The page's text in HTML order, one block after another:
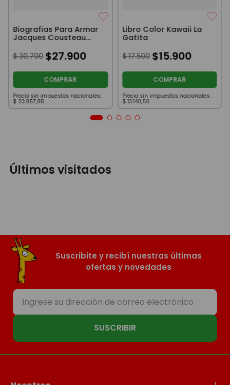
Biografias Para Armar
Jacques Cousteau
Incluye Puzzle Original
$ 30.700 $27.900
COMPRAR
Precio sin impuestos nacionales:
$ 23.057,85
Libro Color Kawaii La
Gatita
$ 17.500 $15.900
COMPRAR
Precio sin impuestos nacionales:
$ 13.140,50
Últimos visitados
Suscribite y recibí nuestras últimas
ofertas y novedades
SUSCRIBIR